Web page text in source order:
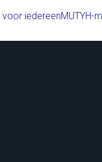
iedereenMUTYH-